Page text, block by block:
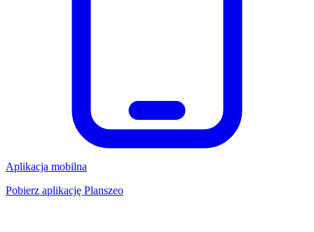
Aplikacja mobilna
Pobierz aplikację Planszeo